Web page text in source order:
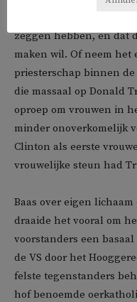
zeggen hebben, en dat
maken wil. Of neem het
priesterschap binnen de
die massaal op Donald
oproep om vrouwen in
minder onoverkomelijk
Clinton als eerste
vrouwelijke steun had
Baas over eigen
draaide het vooral om
voorstanders een
de VS door het
felste tegenstanders
hof benoemde